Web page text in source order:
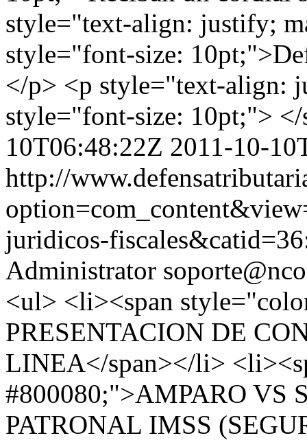
style="text-align: justify;
style="font-size:
</p> <p style="text-align:
style="font-size: 10pt;"> </
10T06:48:22Z 2011-10-
http://
juridicos-
Administrator
<ul> <li><span
PRESENTACION DE
LINEA</span></li>
#800080;">AMPARO VS
PATRONAL IMSS